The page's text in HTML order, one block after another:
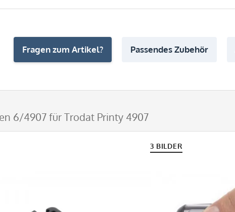
Fragen zum Artikel? Passendes Zubehör
6/4907 für Trodat Printy 4907
3 BILDER